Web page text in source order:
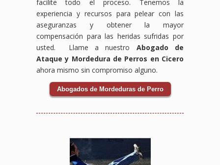
facilite todo el proceso. Tenemos la
experiencia y recursos para pelear con las
aseguranzas y obtener la mayor
compensación para las heridas sufridas por
usted. Llame a nuestro Abogado de
Ataque y Mordedura de Perros en Cicero
ahora mismo sin compromiso alguno.
Abogados de Mordeduras de Perro